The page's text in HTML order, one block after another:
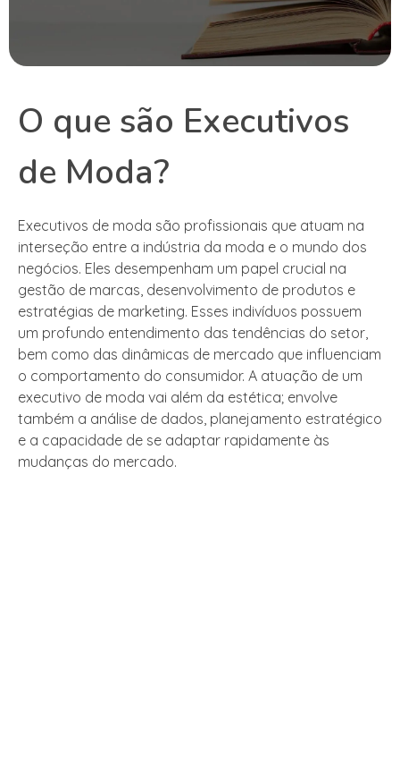
O que são Executivos
de Moda?
Executivos de moda são profissionais que atuam na
interseção entre a indústria da moda e o mundo dos
negócios. Eles desempenham um papel crucial na
gestão de marcas, desenvolvimento de produtos e
estratégias de marketing. Esses indivíduos possuem
um profundo entendimento das tendências do setor,
bem como das dinâmicas de mercado que influenciam
o comportamento do consumidor. A atuação de um
executivo de moda vai além da estética; envolve
também a análise de dados, planejamento estratégico
e a capacidade de se adaptar rapidamente às
mudanças do mercado.